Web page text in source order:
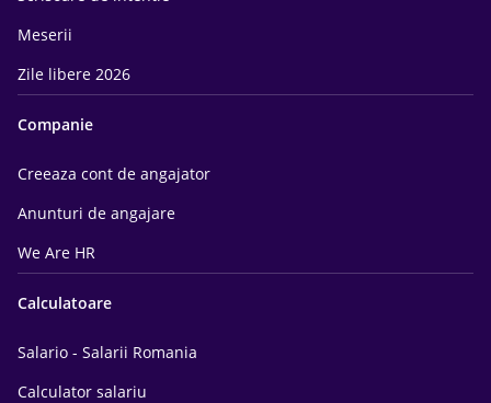
Meserii
Zile libere 2026
Companie
Creeaza cont de angajator
Anunturi de angajare
We Are HR
Calculatoare
Salario - Salarii Romania
Calculator salariu